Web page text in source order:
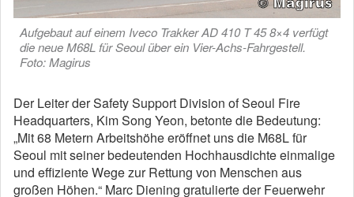
Aufgebaut auf einem Iveco Trakker AD 410 T 45 8×4 verfügt
die neue M68L für Seoul über ein Vier-Achs-Fahrgestell.
Foto: Magirus
Der Leiter der Safety Support Division of Seoul Fire
Headquarters, Kim Song Yeon, betonte die Bedeutung:
„Mit 68 Metern Arbeitshöhe eröffnet uns die M68L für
Seoul mit seiner bedeutenden Hochhausdichte einmalige
und effiziente Wege zur Rettung von Menschen aus
großen Höhen.“ Marc Diening gratulierte der Feuerwehr